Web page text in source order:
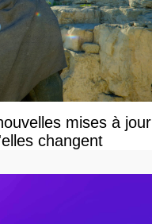
mises à jour
changent